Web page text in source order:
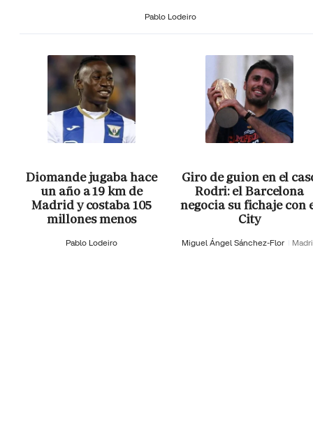
Pablo Lodeiro
Diomande jugaba hace
un año a 19 km de
Madrid y costaba 105
millones menos
Pablo Lodeiro
Giro de guion en el
Rodri: el Barcelona
negocia su fichaje con
City
Miguel Ángel Sánchez-Flor